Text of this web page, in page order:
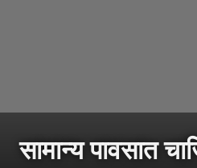
सामान्य पावसात